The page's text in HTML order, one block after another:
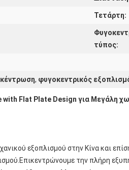
Τετάρτη:
τύπος:
, φυγοκεντρικός
Flat Plate Design για Μεγάλη
εξοπλισμού στην Κίνα και
την πλήρη